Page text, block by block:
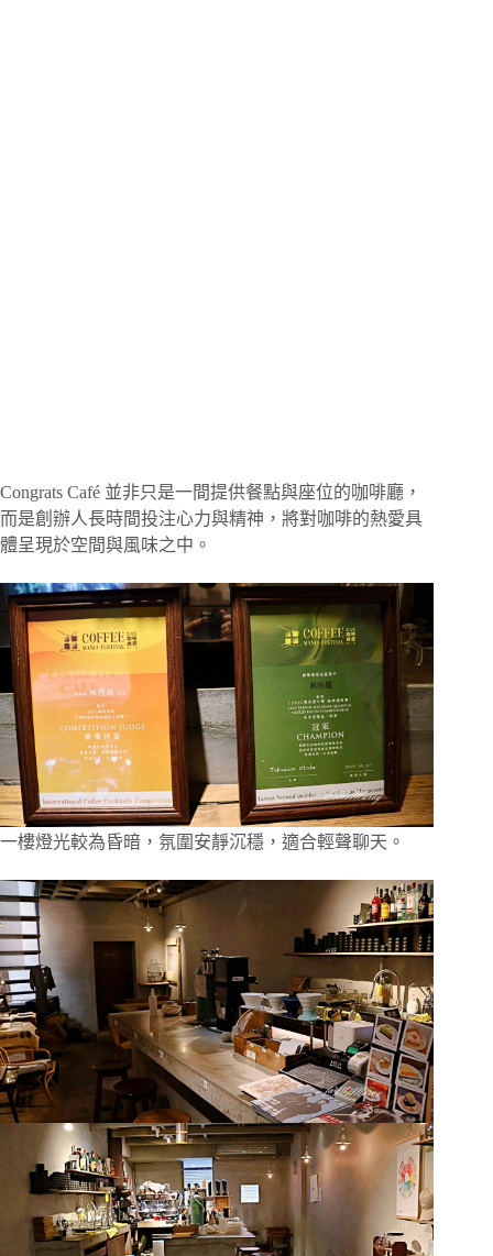
Congrats Café 並非只是一間提供餐點與座位的咖啡廳，
而是創辦人長時間投注心力與精神，將對咖啡的熱愛具
體呈現於空間與風味之中。
一樓燈光較為昏暗，氛圍安靜沉穩，適合輕聲聊天。